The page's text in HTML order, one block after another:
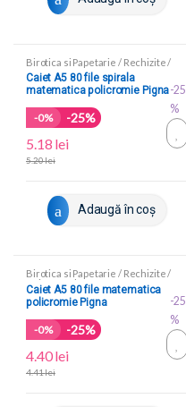
Birotica si Papetarie / Rechizite /
Caiete scolare
Caiet A5 80 file spirala
matematica policromie Pigna
-0% -25%
5.18 lei
5.20lei
Adaugă în coș
-25
%
Birotica si Papetarie / Rechizite/
Caiete scolare
Caiet A5 80 file matematica
policromie Pigna
-0% -25%
4.40lei
4.41lei
-25
%